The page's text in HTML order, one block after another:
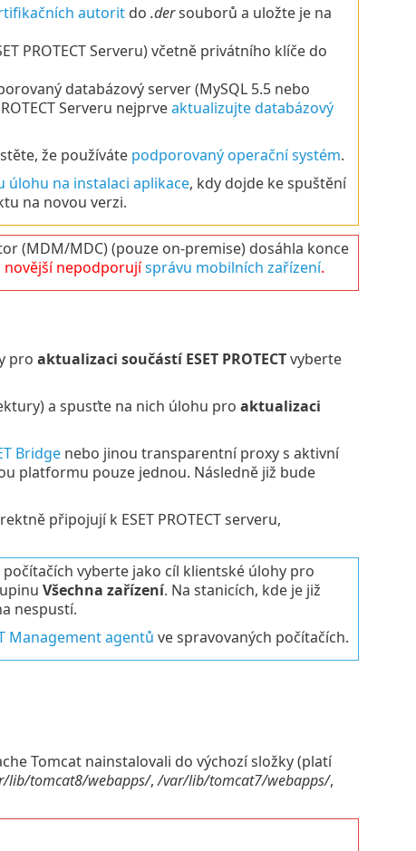
autoritdo .dersouborů a uložte je na
PROTECT Serveru) včetně privátního klíče do
databázový server (MySQL 5.5 nebo
Serveru nejprveaktualizujte databázový
že používáte podporovaný operační systém.
úlohu na instalaci aplikace, kdy dojde ke spuštění
na novou verzi.
(MDM/MDC) (pouze on-premise) dosáhla konce
novější nepodporují správu mobilních zařízení.
pro aktualizaci součástí ESET PROTECTvyberte
a spusťte na nich úlohu pro aktualizaci
Bridgenebo jinou transparentní proxy s aktivní
platformu pouze jednou. Následně již bude
připojují k ESET PROTECT serveru,
vyberte jako cíl klientské úlohy pro
Všechna zařízení. Na stanicích, kde je již
nespustí.
Management agentů ve spravovaných počítačích.
Tomcat nainstalovali do výchozí složky (platí
lib/tomcat8/webapps/,/var/lib/tomcat7/webapps/,